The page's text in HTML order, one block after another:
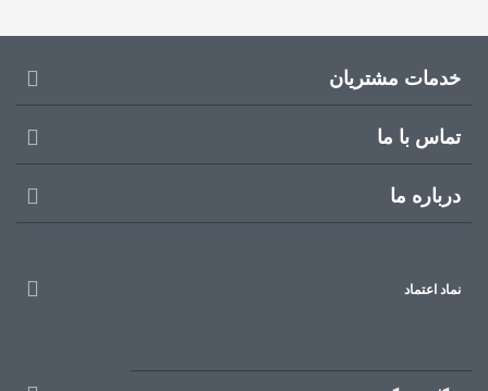
خدمات مشتریان
تماس با ما
درباره ما
نماد اعتماد